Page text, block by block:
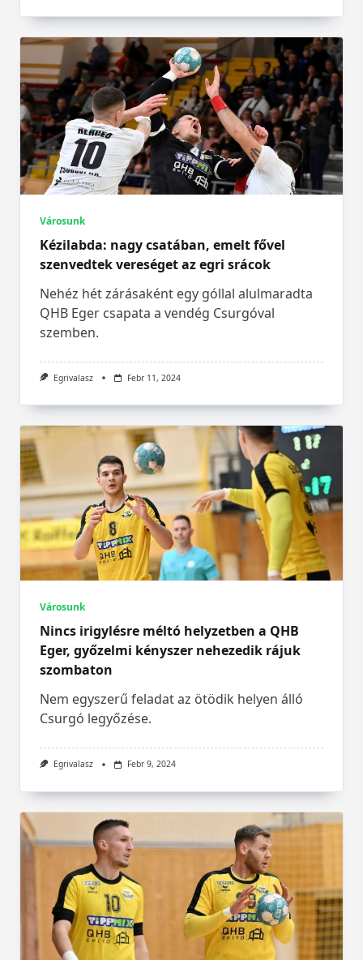
Városunk
Kézilabda: nagy csatában, emelt fővel
szenvedtek vereséget az egri srácok
Nehéz hét zárásaként egy góllal alulmaradta
QHB Eger csapata a vendég Csurgóval
szemben.
Egrivalasz Febr 11, 2024
Városunk
Nincs irigylésre méltó helyzetben a QHB
Eger, győzelmi kényszer nehezedik rájuk
szombaton
Nem egyszerű feladat az ötödik helyen álló
Csurgó legyőzése.
Egrivalasz Febr 9, 2024